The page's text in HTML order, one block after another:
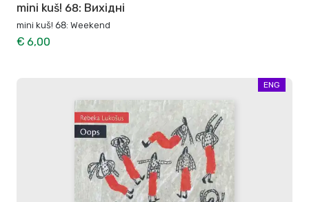
mini kuš! 68: Вихідні
mini kuš! 68: Weekend
€ 6,00
ENG